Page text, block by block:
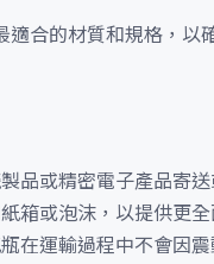
合的材質和規格，以
品或精密電子產品寄
箱或泡沫，以提供更
在運輸過程中不會因震